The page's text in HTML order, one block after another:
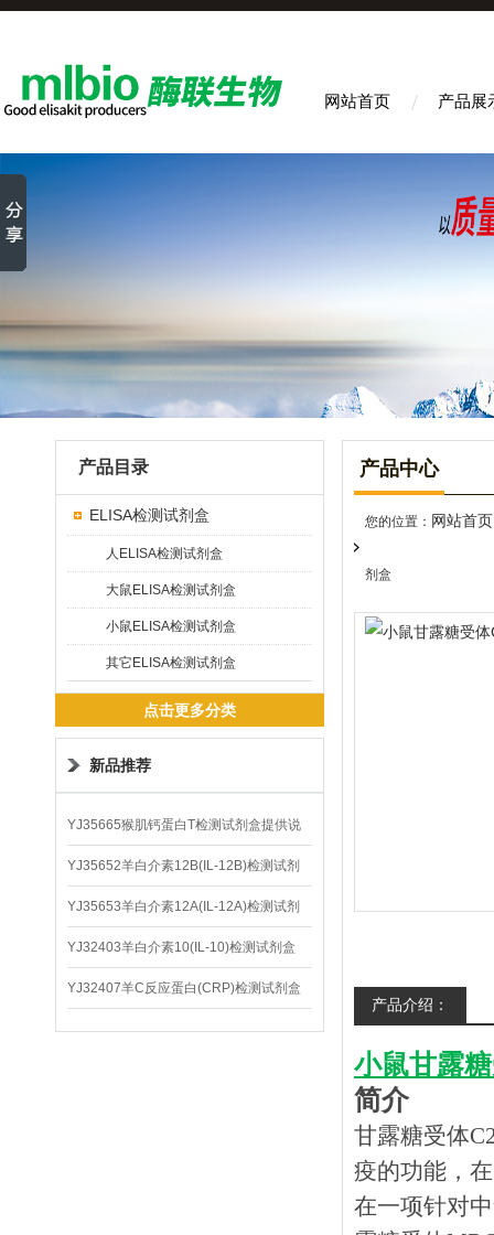
网站首页 产品展
产品目录
ELISA检测试剂盒
人ELISA检测试剂盒
大鼠ELISA检测试剂盒
小鼠ELISA检测试剂盒
其它ELISA检测试剂盒
点击更多分类
新品推荐
YJ35665猴肌钙蛋白T检测试剂盒提供说
明书
YJ35652羊白介素12B(IL-12B)检测试剂
盒
YJ35653羊白介素12A(IL-12A)检测试剂
盒
YJ32403羊白介素10(IL-10)检测试剂盒
YJ32407羊C反应蛋白(CRP)检测试剂盒
产品中心
您的位置： 网站首页
剂盒
产品介绍：
小鼠甘露
简介
甘露糖受体
疫的功能，
在一项针对